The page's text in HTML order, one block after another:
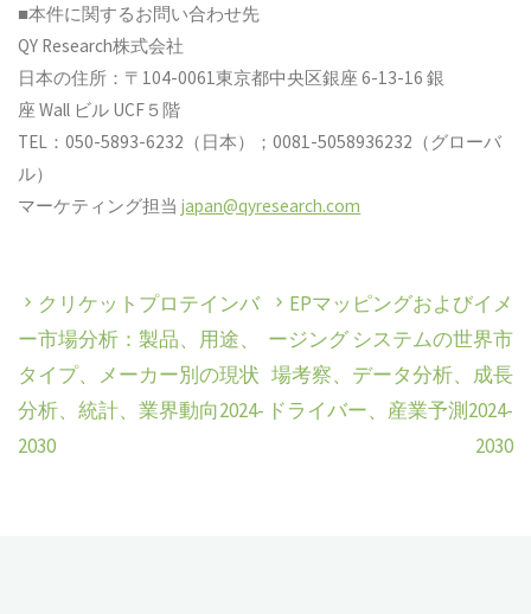
■本件に関するお問い合わせ先
QY Research株式会社
日本の住所：〒104-0061東京都中央区銀座 6-13-16 銀
座 Wall ビル UCF５階
TEL：050-5893-6232（日本）；0081-5058936232（グローバ
ル）
マーケティング担当japan@qyresearch.com
クリケットプロテインバ
ー市場分析：製品、用途、
タイプ、メーカー別の現状
分析、統計、業界動向2024-
2030
EPマッピングおよびイメ
ージング システムの世界市
場考察、データ分析、成長
ドライバー、産業予測2024-
2030